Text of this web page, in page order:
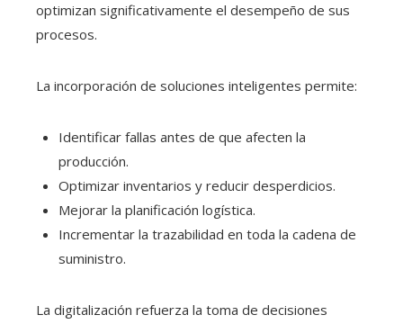
optimizan significativamente el desempeño de sus
procesos.
La incorporación de soluciones inteligentes permite:
Identificar fallas antes de que afecten la
producción.
Optimizar inventarios y reducir desperdicios.
Mejorar la planificación logística.
Incrementar la trazabilidad en toda la cadena de
suministro.
La digitalización refuerza la toma de decisiones